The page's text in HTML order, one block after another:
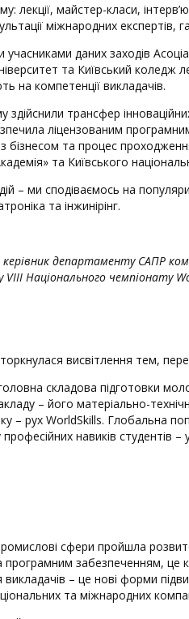
лекції, майстер-класи,
міжнародних експертів,
даних заходів
та Київський коледж
на компетенції викладачів.
здійснили трансфер
ліцензованим
бізнесом та процес
та Київського
– ми сподіваємось на
та інжинірінг.
керівник департаменту САПР
VIII Національного чемпіонату
торкнулася висвітлення тем,
складова підготовки
– його матеріально-
– рух WorldSkills. Глобальна
навиків студентів
сфери пройшла
забезпеченням, це
– це нові форми
та міжнародних